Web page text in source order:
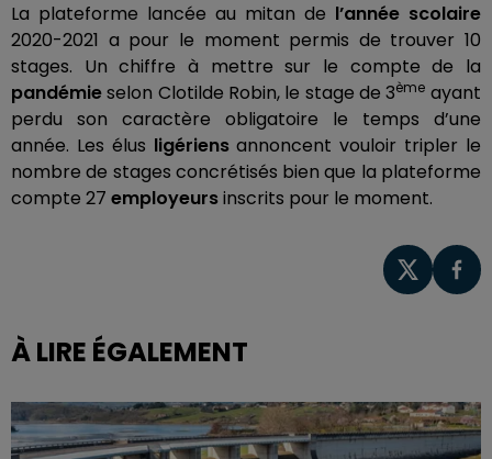
La plateforme lancée au mitan de l’année scolaire
2020-2021 a pour le moment permis de trouver 10
stages. Un chiffre à mettre sur le compte de la
pandémieselon Clotilde Robin, le stage de 3ème ayant
perdu son caractère obligatoire le temps d’une
année. Les élus ligériensannoncent vouloir tripler le
nombre de stages concrétisés bien que la plateforme
compte 27 employeursinscrits pour le moment.
À LIRE ÉGALEMENT